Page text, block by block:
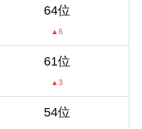
64位
▲6
61位
▲3
54位